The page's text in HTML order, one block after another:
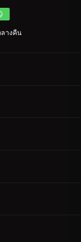
างคืน